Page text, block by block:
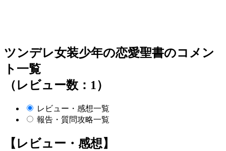
ツンデレ女装少年の恋愛聖書のコメン
ト一覧
（レビュー数：1）
レビュー・感想一覧
報告・質問攻略一覧
【レビュー・感想】